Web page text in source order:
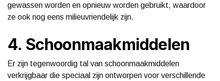
gewassen worden en opnieuw worden gebruikt, waardoor
ze ook nog eens milieuvriendelijk zijn.
4. Schoonmaakmiddelen
Er zijn tegenwoordig tal van schoonmaakmiddelen
verkrijgbaar die speciaal zijn ontworpen voor verschillende